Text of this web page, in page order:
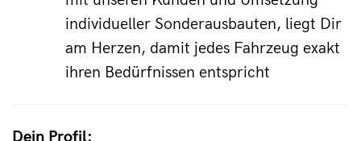
individueller Sonderausbauten, liegt Dir
am Herzen, damit jedes Fahrzeug exakt
ihren Bedürfnissen entspricht
Dein Profil: